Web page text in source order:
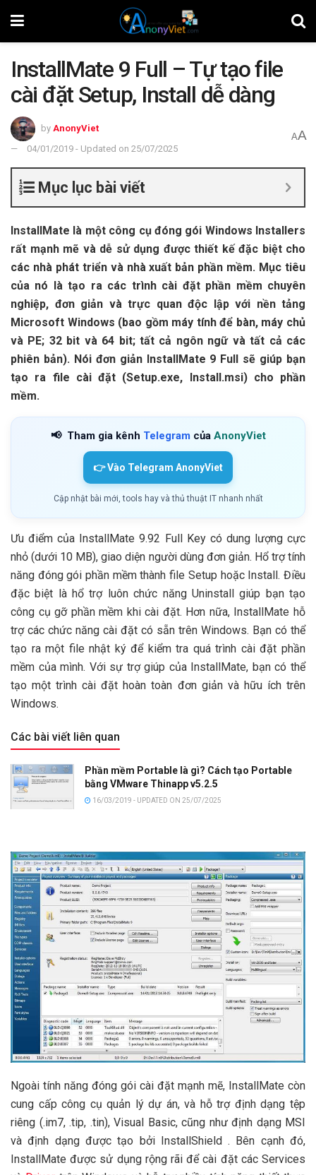
InstallMate 9 Full – Tự tạo file
cài đặt Setup, Install dễ dàng
by AnonyViet
04/01/2019 - Updated on 25/07/2025
AA
Mục lục bài viết
InstallMate là một công cụ đóng gói Windows Installers
rất mạnh mẽ và dễ sử dụng được thiết kế đặc biệt cho
các nhà phát triển và nhà xuất bản phần mềm. Mục tiêu
của nó là tạo ra các trình cài đặt phần mềm chuyên
nghiệp, đơn giản và trực quan độc lập với nền tảng
Microsoft Windows (bao gồm máy tính để bàn, máy chủ
và PE; 32 bit và 64 bit; tất cả ngôn ngữ và tất cả các
phiên bản). Nói đơn giản InstallMate 9 Full sẽ giúp bạn
tạo ra file cài đặt (Setup.exe, Install.msi) cho phần
mềm.
📢 Tham gia kênh Telegram của AnonyViet
👉 Vào Telegram AnonyViet
Cập nhật bài mới, tools hay và thủ thuật IT nhanh nhất
Ưu điểm của InstallMate 9.92 Full Key có dung lượng cực
nhỏ (dưới 10 MB), giao diện người dùng đơn giản. Hổ trợ tính
năng đóng gói phần mềm thành file Setup hoặc Install. Điều
đặc biệt là hổ trợ luôn chức năng Uninstall giúp bạn tạo
công cụ gỡ phần mềm khi cài đặt. Hơn nữa, InstallMate hỗ
trợ các chức năng cài đặt có sẵn trên Windows. Bạn có thể
tạo ra một file nhật ký để kiểm tra quá trình cài đặt phần
mềm của mình. Với sự trợ giúp của InstallMate, bạn có thể
tạo một trình cài đặt hoàn toàn đơn giản và hữu ích trên
Windows.
Các bài viết liên quan
Phần mềm Portable là gì? Cách tạo Portable
bằng VMware Thinapp v5.2.5
16/03/2019 - UPDATED ON 25/07/2025
Ngoài tính năng đóng gói cài đặt mạnh mẽ, InstallMate còn
cung cấp công cụ quản lý dự án, và hỗ trợ định dạng tệp
riêng (.im7, .tip, .tin), Visual Basic, cũng như định dạng MSI
và định dạng được tạo bởi InstallShield . Bên cạnh đó,
InstallMate được sử dụng rộng rãi để cài đặt các Services